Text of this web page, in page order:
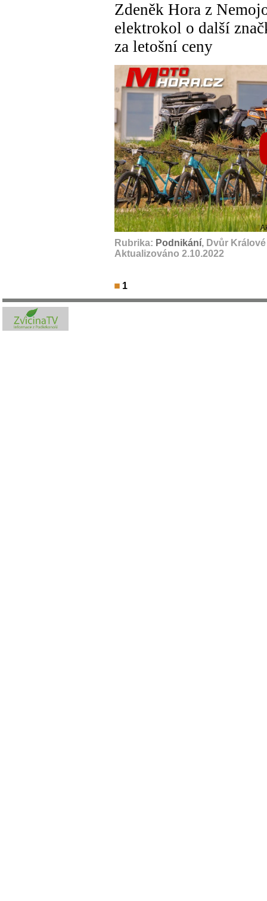
Zdeněk Hora z
elektrokol o další
za letošní ceny
Rubrika: Podnikání, Dvůr
Aktualizováno 2.10.2022
1